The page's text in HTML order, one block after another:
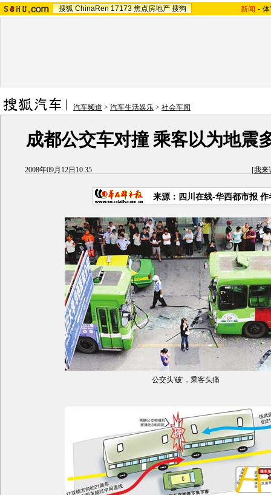
搜狐 ChinaRen 17173 焦点房地产 搜狗 新闻 -
汽车频道 > 汽车生活娱乐 > 社会车闻
成都公交车对撞 乘客以为地震
2008年09月12日10:35 [我来
来源：四川在线-华西都市报 作
公交头'破'，乘客头痛